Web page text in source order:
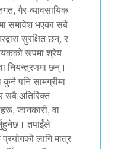
गैर-व्यावसायिक
समावेश भएका सबै
सुरक्षित छन्, र
रूपमा श्रेय
नियन्त्रणमा छन्।
पनि सामग्रीमा
सबै अतिरिक्त
जानकारी, वा
तपाईंले
लागि मात्र